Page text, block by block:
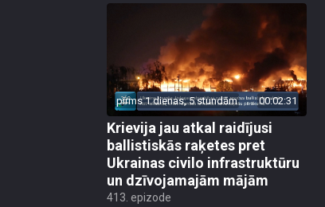
pirms 1 dienas, 5 stundām 00:02:31
Krievija jau atkal raidījusi
ballistiskās raķetes pret
Ukrainas civilo infrastruktūru
un dzīvojamajām mājām
413. epizode